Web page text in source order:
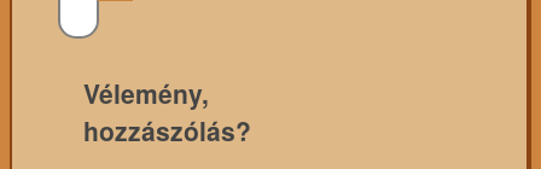
Vélemény,
hozzászólás?